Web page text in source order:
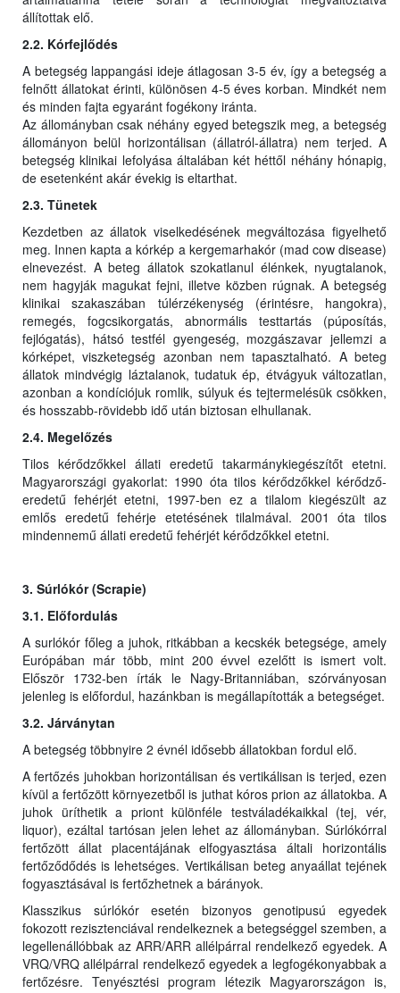
állítottak elő.
2.2. Kórfejlődés
A betegség lappangási ideje átlagosan 3-5 év, így a betegség a
felnőtt állatokat érinti, különösen 4-5 éves korban. Mindkét nem
és minden fajta egyaránt fogékony iránta.
Az állományban csak néhány egyed betegszik meg, a betegség
állományon belül horizontálisan (állatról-állatra) nem terjed. A
betegség klinikai lefolyása általában két héttől néhány hónapig,
de esetenként akár évekig is eltarthat.
2.3. Tünetek
Kezdetben az állatok viselkedésének megváltozása figyelhető
meg. Innen kapta a kórkép a kergemarhakór (mad cow disease)
elnevezést. A beteg állatok szokatlanul élénkek, nyugtalanok,
nem hagyják magukat fejni, illetve közben rúgnak. A betegség
klinikai szakaszában túlérzékenység (érintésre, hangokra),
remegés, fogcsikorgatás, abnormális testtartás (púposítás,
fejlógatás), hátsó testfél gyengeség, mozgászavar jellemzi a
kórképet, viszketegség azonban nem tapasztalható. A beteg
állatok mindvégig láztalanok, tudatuk ép, étvágyuk változatlan,
azonban a kondíciójuk romlik, súlyuk és tejtermelésük csökken,
és hosszabb-rövidebb idő után biztosan elhullanak.
2.4. Megelőzés
Tilos kérődzőkkel állati eredetű takarmánykiegészítőt etetni.
Magyarországi gyakorlat: 1990 óta tilos kérődzőkkel kérődző-
eredetű fehérjét etetni, 1997-ben ez a tilalom kiegészült az
emlős eredetű fehérje etetésének tilalmával. 2001 óta tilos
mindennemű állati eredetű fehérjét kérődzőkkel etetni.
3. Súrlókór (Scrapie)
3.1. Előfordulás
A surlókór főleg a juhok, ritkábban a kecskék betegsége, amely
Európában már több, mint 200 évvel ezelőtt is ismert volt.
Először 1732-ben írták le Nagy-Britanniában, szórványosan
jelenleg is előfordul, hazánkban is megállapították a betegséget.
3.2. Járványtan
A betegség többnyire 2 évnél idősebb állatokban fordul elő.
A fertőzés juhokban horizontálisan és vertikálisan is terjed, ezen
kívül a fertőzött környezetből is juthat kóros prion az állatokba. A
juhok üríthetik a priont különféle testváladékaikkal (tej, vér,
liquor), ezáltal tartósan jelen lehet az állományban. Súrlókórral
fertőzött állat placentájának elfogyasztása általi horizontális
fertőződődés is lehetséges. Vertikálisan beteg anyaállat tejének
fogyasztásával is fertőzhetnek a bárányok.
Klasszikus súrlókór esetén bizonyos genotipusú egyedek
fokozott rezisztenciával rendelkeznek a betegséggel szemben, a
legellenállóbbak az ARR/ARR allélpárral rendelkező egyedek. A
VRQ/VRQ allélpárral rendelkező egyedek a legfogékonyabbak a
fertőzésre. Tenyésztési program létezik Magyarországon is,